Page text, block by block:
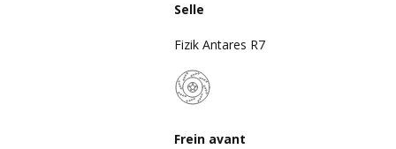
Selle
Fizik Antares R7
Frein avant